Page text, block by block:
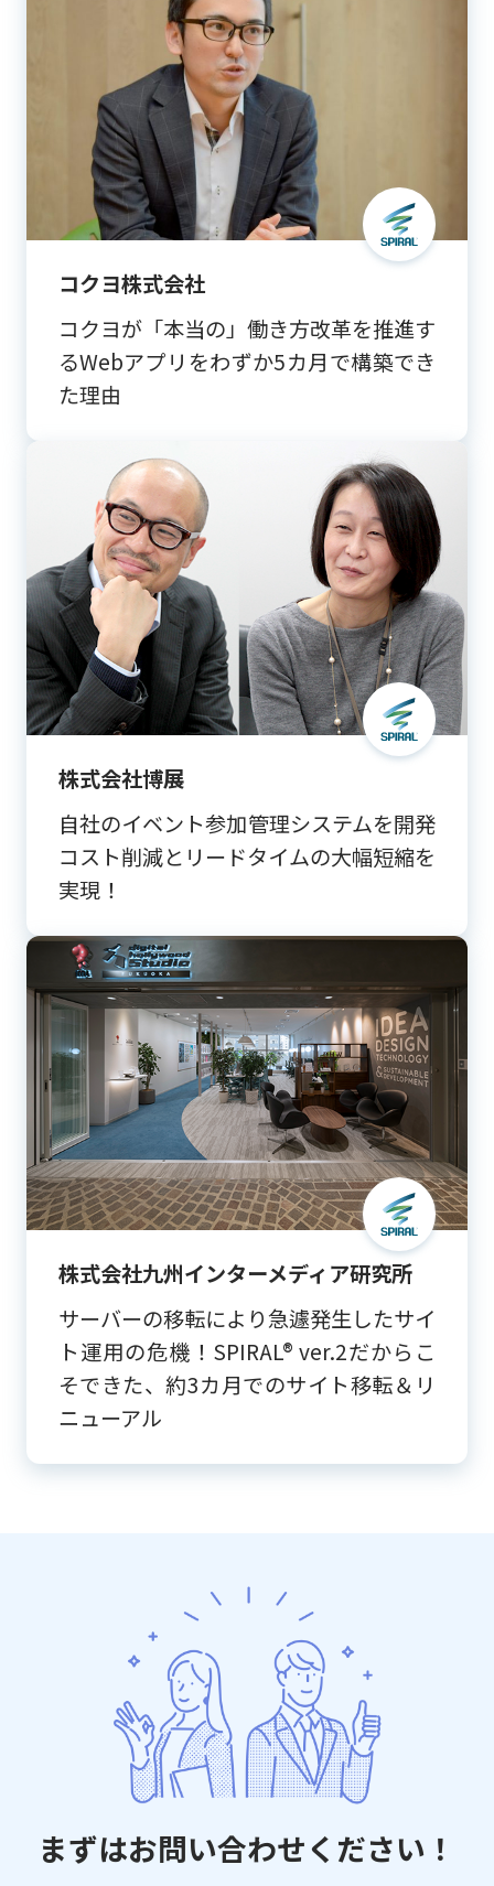
コクヨ株式会社
コクヨが「本当の」働き⽅改⾰を推進す
るWebアプリをわずか5カ⽉で構築でき
た理由
株式会社博展
自社のイベント参加管理システムを開発
コスト削減とリードタイムの大幅短縮を
実現！
株式会社九州インターメディア研究所
サーバーの移転により急遽発生したサイ
ト運用の危機！SPIRAL® ver.2だからこ
そできた、約3カ月でのサイト移転＆リ
ニューアル
まずはお問い合わせください！